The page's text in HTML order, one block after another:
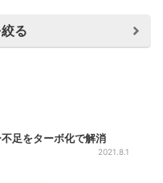
る
足をターボ化で解消
2021.8.1